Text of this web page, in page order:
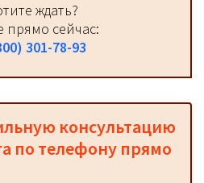
ждать?
прямо сейчас:
301-78-93
консультацию
по телефону прямо